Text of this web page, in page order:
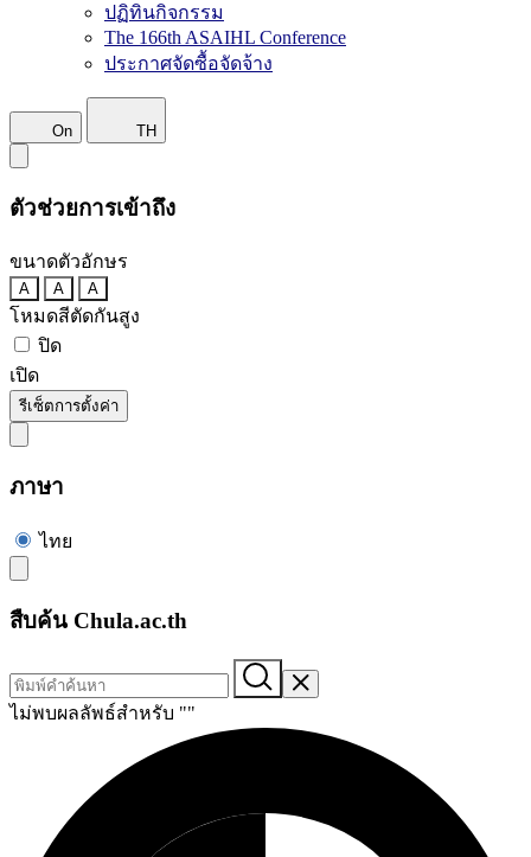
ปฏิทินกิจกรรม
The 166th ASAIHL Conference
ประกาศจัดซื้อจัดจ้าง
On TH
ตัวช่วยการเข้าถึง
ขนาดตัวอักษร
A A A
โหมดสีตัดกันสูง
ปิด
เปิด
รีเซ็ตการตั้งค่า
ภาษา
ไทย
สืบค้น Chula.ac.th
ไม่พบผลลัพธ์สำหรับ ""